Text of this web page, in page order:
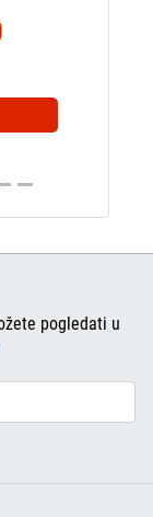
pogledati u